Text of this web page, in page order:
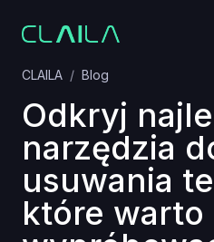
CLAILA Blog
Odkryj
narzędzia
usuwania
które warto